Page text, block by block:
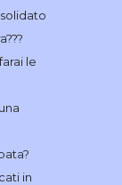
le
in